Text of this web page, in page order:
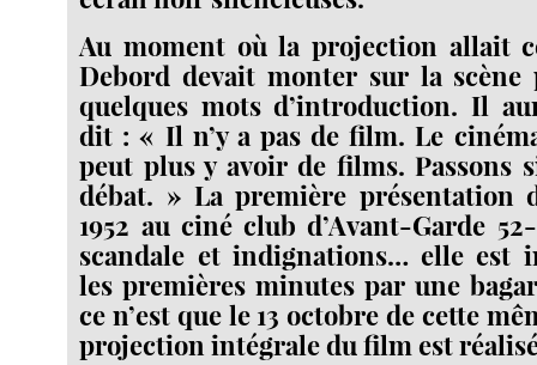
Au moment où la projection allait
Debord devait monter sur la scène
quelques mots d’introduction. Il
dit : « Il n’y a pas de film. Le
peut plus y avoir de films. Passons
débat. » La première
1952 au ciné club d’Avant-Garde
scandale et indignations… elle est
les premières minutes par une
ce n’est que le 13 octobre de cette
projection intégrale du film est